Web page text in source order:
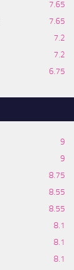
7.65
7.65
7.2
7.2
6.75
9
9
8.75
8.55
8.55
8.1
8.1
8.1